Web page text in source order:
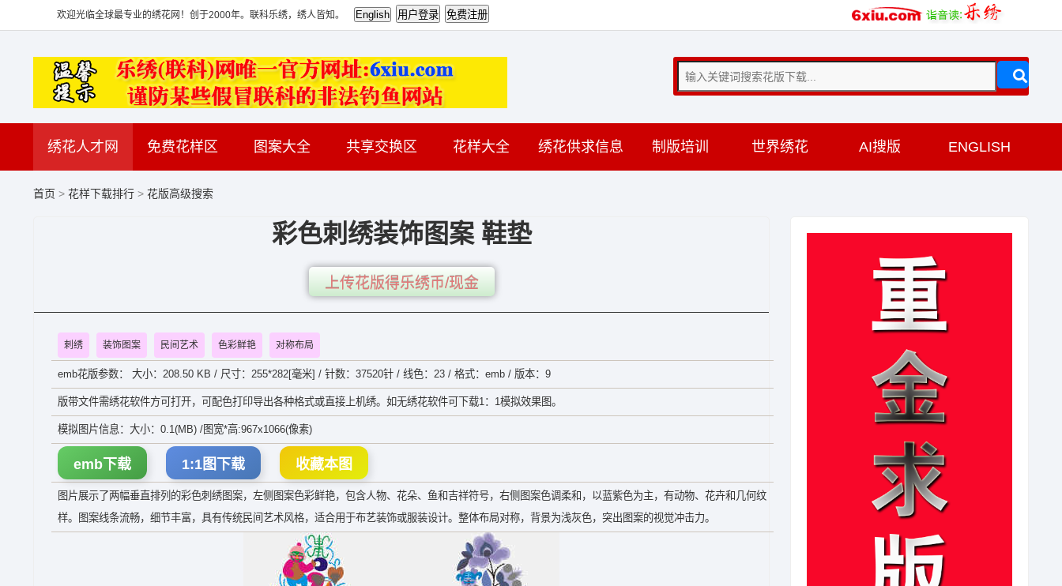
欢迎光临全球最专业的绣花网！创于2000年。联科乐绣，绣人皆知。
绣花人才网 免费花样区 图案大全 共享交换区 花样大全 绣花供求信息 制版培训 世界绣花 AI搜版 ENGLISH
首页 > 花样下载排行 > 花版高级搜索
彩色刺绣装饰图案 鞋垫
上传花版得乐绣币/现金
刺绣 装饰图案 民间艺术 色彩鲜艳 对称布局
emb花版参数： 大小：208.50 KB / 尺寸：255*282[毫米] / 针数：37520针 / 线色：23 / 格式：emb / 版本：9
版带文件需绣花软件方可打开，可配色打印导出各种格式或直接上机绣。如无绣花软件可下载1：1模拟效果图。
模拟图片信息：大小：0.1(MB) /图宽*高:967x1066(像素)
emb下载 1:1图下载 收藏本图
图片展示了两幅垂直排列的彩色刺绣图案，左侧图案色彩鲜艳，包含人物、花朵、鱼和吉祥符号，右侧图案色调柔和，以蓝紫色为主，有动物、花卉和几何纹
样。图案线条流畅，细节丰富，具有传统民间艺术风格，适合用于布艺装饰或服装设计。整体布局对称，背景为浅灰色，突出图案的视觉冲击力。